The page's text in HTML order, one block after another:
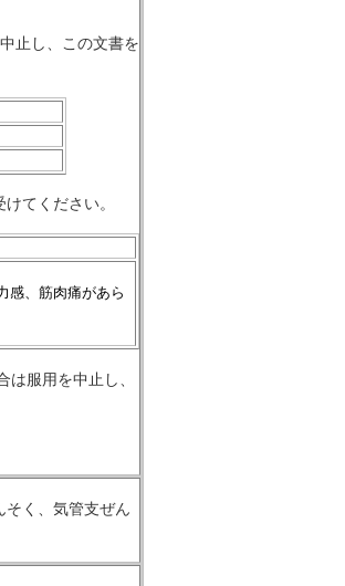
止し、この文書を
てください。
感、筋肉痛があら
服用を中止し、
そく、気管支ぜん